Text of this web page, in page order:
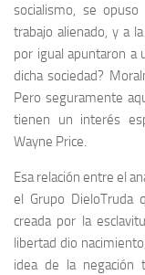
socialismo, se
trabajo alienado, y a
por igual apuntaron a
dicha sociedad?
Pero seguramente
tienen un interés
Wayne Price.
Esa relación entre el
el Grupo DieloTruda
creada por la
libertad dio
idea de la negación